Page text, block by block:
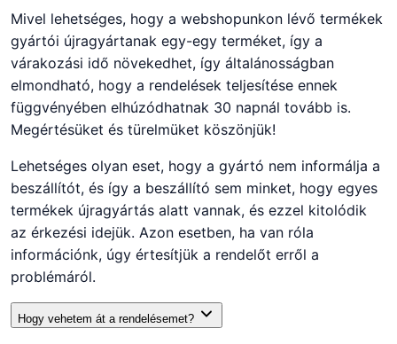
Mivel lehetséges, hogy a webshopunkon lévő termékek
gyártói újragyártanak egy-egy terméket, így a
várakozási idő növekedhet, így általánosságban
elmondható, hogy a rendelések teljesítése ennek
függvényében elhúzódhatnak 30 napnál tovább is.
Megértésüket és türelmüket köszönjük!
Lehetséges olyan eset, hogy a gyártó nem informálja a
beszállítót, és így a beszállító sem minket, hogy egyes
termékek újragyártás alatt vannak, és ezzel kitolódik
az érkezési idejük. Azon esetben, ha van róla
információnk, úgy értesítjük a rendelőt erről a
problémáról.
Hogy vehetem át a rendelésemet?